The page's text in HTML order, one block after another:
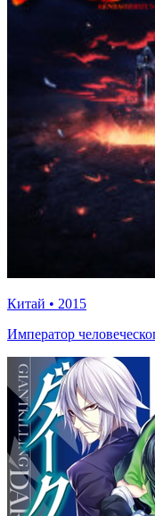
Китай • 2015
Император